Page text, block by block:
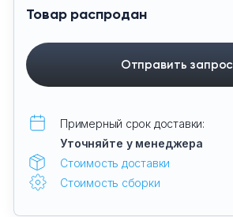
Товар распродан
Отправить запрос
Примерный срок доставки:
Уточняйте у менеджера
Стоимость доставки
Стоимость сборки
Обеденная зона